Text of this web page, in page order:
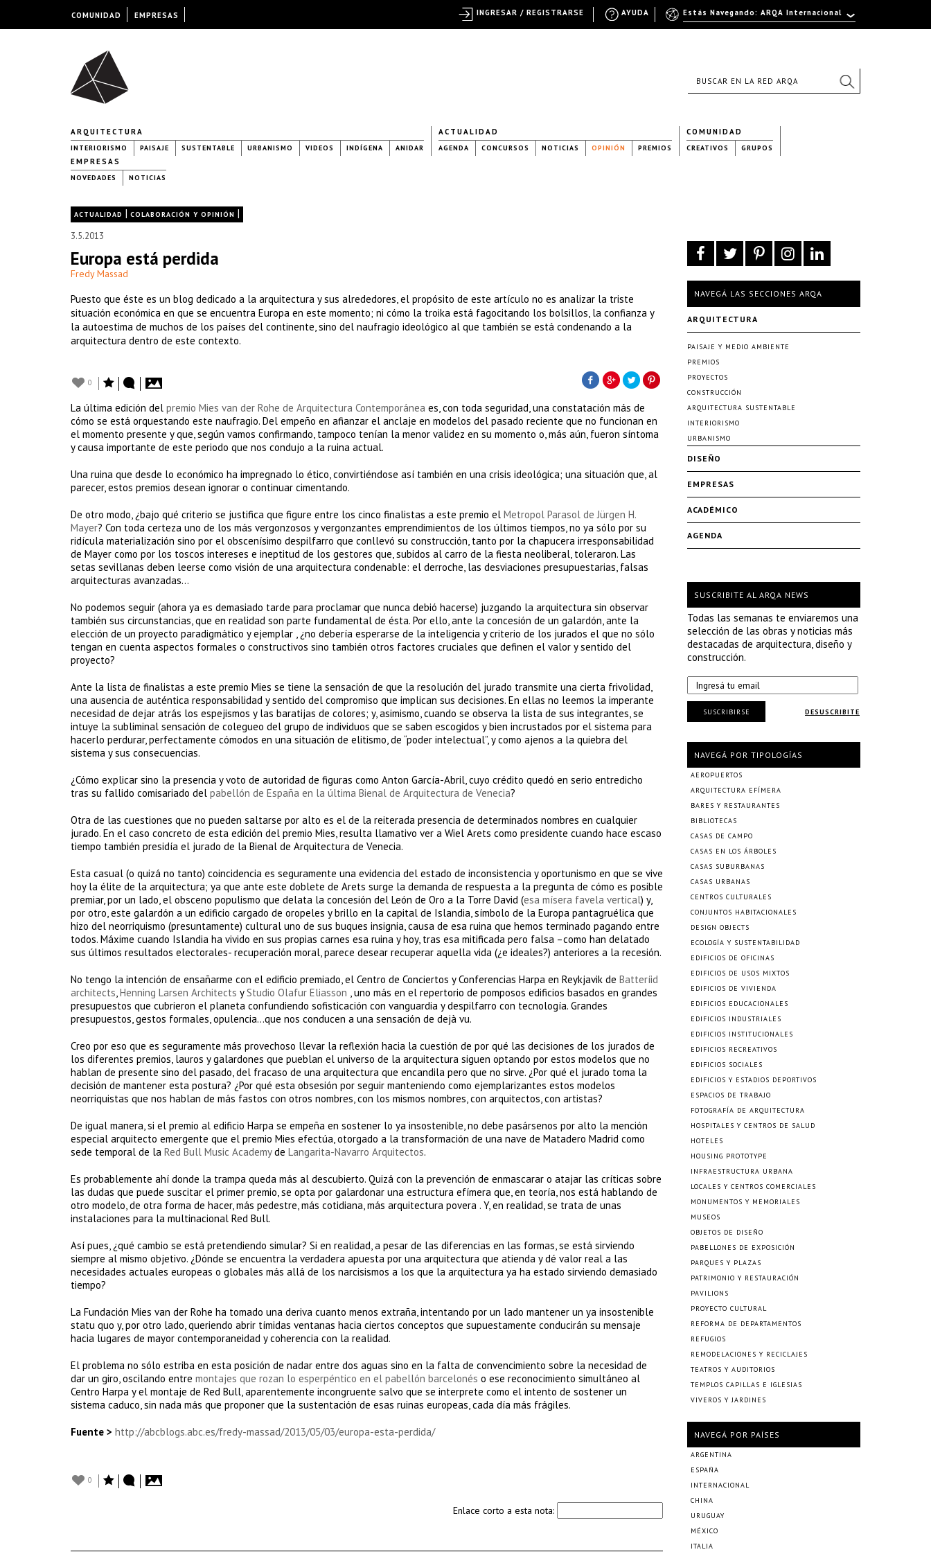
ARQUITECTURA
INTERIORISMO PAISAJE SUSTENTABLE URBANISMO VIDEOS INDÍGENA ANIDAR
ACTUALIDAD
AGENDA CONCURSOS NOTICIAS OPINIÓN PREMIOS
COMUNIDAD
CREATIVOS GRUPOS
EMPRESAS
NOVEDADES NOTICIAS
ACTUALIDAD | COLABORACIÓN Y OPINIÓN |
3.5.2013
Europa está perdida
Fredy Massad
Puesto que éste es un blog dedicado a la arquitectura y sus alrededores, el propósito de este artículo no es analizar la triste
situación económica en que se encuentra Europa en este momento; ni cómo la troika está fagocitando los bolsillos, la confianza y
la autoestima de muchos de los países del continente, sino del naufragio ideológico al que también se está condenando a la
arquitectura dentro de este contexto.
0
La última edición del premio Mies van der Rohe de Arquitectura Contemporánea es, con toda seguridad, una constatación más de
cómo se está orquestando este naufragio. Del empeño en afianzar el anclaje en modelos del pasado reciente que no funcionan en
el momento presente y que, según vamos confirmando, tampoco tenían la menor validez en su momento o, más aún, fueron síntoma
y causa importante de este periodo que nos condujo a la ruina actual.
Una ruina que desde lo económico ha impregnado lo ético, convirtiéndose así también en una crisis ideológica; una situación que, al
parecer, estos premios desean ignorar o continuar cimentando.
De otro modo, ¿bajo qué criterio se justifica que figure entre los cinco finalistas a este premio el Metropol Parasol de Jürgen H.
Mayer? Con toda certeza uno de los más vergonzosos y vergonzantes emprendimientos de los últimos tiempos, no ya sólo por su
ridícula materialización sino por el obscenísimo despilfarro que conllevó su construcción, tanto por la chapucera irresponsabilidad
de Mayer como por los toscos intereses e ineptitud de los gestores que, subidos al carro de la fiesta neoliberal, toleraron. Las
setas sevillanas deben leerse como visión de una arquitectura condenable: el derroche, las desviaciones presupuestarias, falsas
arquitecturas avanzadas…
No podemos seguir (ahora ya es demasiado tarde para proclamar que nunca debió hacerse) juzgando la arquitectura sin observar
también sus circunstancias, que en realidad son parte fundamental de ésta. Por ello, ante la concesión de un galardón, ante la
elección de un proyecto paradigmático y ejemplar , ¿no debería esperarse de la inteligencia y criterio de los jurados el que no sólo
tengan en cuenta aspectos formales o constructivos sino también otros factores cruciales que definen el valor y sentido del
proyecto?
Ante la lista de finalistas a este premio Mies se tiene la sensación de que la resolución del jurado transmite una cierta frivolidad,
una ausencia de auténtica responsabilidad y sentido del compromiso que implican sus decisiones. En ellas no leemos la imperante
necesidad de dejar atrás los espejismos y las baratijas de colores; y, asimismo, cuando se observa la lista de sus integrantes, se
intuye la subliminal sensación de colegueo del grupo de individuos que se saben escogidos y bien incrustados por el sistema para
hacerlo perdurar, perfectamente cómodos en una situación de elitismo, de “poder intelectual”, y como ajenos a la quiebra del
sistema y sus consecuencias.
¿Cómo explicar sino la presencia y voto de autoridad de figuras como Anton García-Abril, cuyo crédito quedó en serio entredicho
tras su fallido comisariado del pabellón de España en la última Bienal de Arquitectura de Venecia?
Otra de las cuestiones que no pueden saltarse por alto es el de la reiterada presencia de determinados nombres en cualquier
jurado. En el caso concreto de esta edición del premio Mies, resulta llamativo ver a Wiel Arets como presidente cuando hace escaso
tiempo también presidía el jurado de la Bienal de Arquitectura de Venecia.
Esta casual (o quizá no tanto) coincidencia es seguramente una evidencia del estado de inconsistencia y oportunismo en que se vive
hoy la élite de la arquitectura; ya que ante este doblete de Arets surge la demanda de respuesta a la pregunta de cómo es posible
premiar, por un lado, el obsceno populismo que delata la concesión del León de Oro a la Torre David (esa mísera favela vertical) y,
por otro, este galardón a un edificio cargado de oropeles y brillo en la capital de Islandia, símbolo de la Europa pantagruélica que
hizo del neorriquismo (presuntamente) cultural uno de sus buques insignia, causa de esa ruina que hemos terminado pagando entre
todos. Máxime cuando Islandia ha vivido en sus propias carnes esa ruina y hoy, tras esa mitificada pero falsa –como han delatado
sus últimos resultados electorales- recuperación moral, parece desear recuperar aquella vida (¿e ideales?) anteriores a la recesión.
No tengo la intención de ensañarme con el edificio premiado, el Centro de Conciertos y Conferencias Harpa en Reykjavik de Batteríid
architects,Henning Larsen Architects yStudio Olafur Eliasson , uno más en el repertorio de pomposos edificios basados en grandes
presupuestos que cubrieron el planeta confundiendo sofisticación con vanguardia y despilfarro con tecnología. Grandes
presupuestos, gestos formales, opulencia…que nos conducen a una sensación de dejà vu.
Creo por eso que es seguramente más provechoso llevar la reflexión hacia la cuestión de por qué las decisiones de los jurados de
los diferentes premios, lauros y galardones que pueblan el universo de la arquitectura siguen optando por estos modelos que no
hablan de presente sino del pasado, del fracaso de una arquitectura que encandila pero que no sirve. ¿Por qué el jurado toma la
decisión de mantener esta postura? ¿Por qué esta obsesión por seguir manteniendo como ejemplarizantes estos modelos
neorriquistas que nos hablan de más fastos con otros nombres, con los mismos nombres, con arquitectos, con artistas?
De igual manera, si el premio al edificio Harpa se empeña en sostener lo ya insostenible, no debe pasársenos por alto la mención
especial arquitecto emergente que el premio Mies efectúa, otorgado a la transformación de una nave de Matadero Madrid como
sede temporal de la Red Bull Music Academyde Langarita-Navarro Arquitectos.
Es probablemente ahí donde la trampa queda más al descubierto. Quizá con la prevención de enmascarar o atajar las críticas sobre
las dudas que puede suscitar el primer premio, se opta por galardonar una estructura efímera que, en teoría, nos está hablando de
otro modelo, de otra forma de hacer, más pedestre, más cotidiana, más arquitectura povera . Y, en realidad, se trata de unas
instalaciones para la multinacional Red Bull.
Así pues, ¿qué cambio se está pretendiendo simular? Si en realidad, a pesar de las diferencias en las formas, se está sirviendo
siempre al mismo objetivo. ¿Dónde se encuentra la verdadera apuesta por una arquitectura que atienda y dé valor real a las
necesidades actuales europeas o globales más allá de los narcisismos a los que la arquitectura ya ha estado sirviendo demasiado
tiempo?
La Fundación Mies van der Rohe ha tomado una deriva cuanto menos extraña, intentando por un lado mantener un ya insostenible
statu quo y, por otro lado, queriendo abrir tímidas ventanas hacia ciertos conceptos que supuestamente conducirán su mensaje
hacia lugares de mayor contemporaneidad y coherencia con la realidad.
El problema no sólo estriba en esta posición de nadar entre dos aguas sino en la falta de convencimiento sobre la necesidad de
dar un giro, oscilando entre montajes que rozan lo esperpéntico en el pabellón barcelonés o ese reconocimiento simultáneo al
Centro Harpa y el montaje de Red Bull, aparentemente incongruente salvo que se interprete como el intento de sostener un
sistema caduco, sin nada más que proponer que la sustentación de esas ruinas europeas, cada día más frágiles.
Fuente > http://abcblogs.abc.es/fredy-massad/2013/05/03/europa-esta-perdida/
0
Enlace corto a esta nota:
NAVEGÁ LAS SECCIONES ARQA
ARQUITECTURA
PAISAJE Y MEDIO AMBIENTE
PREMIOS
PROYECTOS
CONSTRUCCIÓN
ARQUITECTURA SUSTENTABLE
INTERIORISMO
URBANISMO
DISEÑO
EMPRESAS
ACADÉMICO
AGENDA
SUSCRIBITE AL ARQA NEWS
Todas las semanas te enviaremos una
selección de las obras y noticias más
destacadas de arquitectura, diseño y
construcción.
DESUSCRIBITE
SUSCRIBIRSE
NAVEGÁ POR TIPOLOGÍAS
AEROPUERTOS
ARQUITECTURA EFÍMERA
BARES Y RESTAURANTES
BIBLIOTECAS
CASAS DE CAMPO
CASAS EN LOS ÁRBOLES
CASAS SUBURBANAS
CASAS URBANAS
CENTROS CULTURALES
CONJUNTOS HABITACIONALES
DESIGN OBJECTS
ECOLOGÍA Y SUSTENTABILIDAD
EDIFICIOS DE OFICINAS
EDIFICIOS DE USOS MIXTOS
EDIFICIOS DE VIVIENDA
EDIFICIOS EDUCACIONALES
EDIFICIOS INDUSTRIALES
EDIFICIOS INSTITUCIONALES
EDIFICIOS RECREATIVOS
EDIFICIOS SOCIALES
EDIFICIOS Y ESTADIOS DEPORTIVOS
ESPACIOS DE TRABAJO
FOTOGRAFÍA DE ARQUITECTURA
HOSPITALES Y CENTROS DE SALUD
HOTELES
HOUSING PROTOTYPE
INFRAESTRUCTURA URBANA
LOCALES Y CENTROS COMERCIALES
MONUMENTOS Y MEMORIALES
MUSEOS
OBJETOS DE DISEÑO
PABELLONES DE EXPOSICIÓN
PARQUES Y PLAZAS
PATRIMONIO Y RESTAURACIÓN
PAVILIONS
PROYECTO CULTURAL
REFORMA DE DEPARTAMENTOS
REFUGIOS
REMODELACIONES Y RECICLAJES
TEATROS Y AUDITORIOS
TEMPLOS CAPILLAS E IGLESIAS
VIVEROS Y JARDINES
NAVEGÁ POR PAÍSES
ARGENTINA
ESPAÑA
INTERNACIONAL
CHINA
URUGUAY
MÉXICO
ITALIA
COMUNIDAD EMPRESAS Estás Navegando: ARQA Internacional
AYUDA
INGRESAR / REGISTRARSE